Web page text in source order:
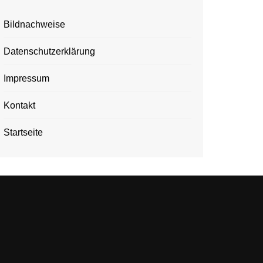
Bildnachweise
Datenschutzerklärung
Impressum
Kontakt
Startseite